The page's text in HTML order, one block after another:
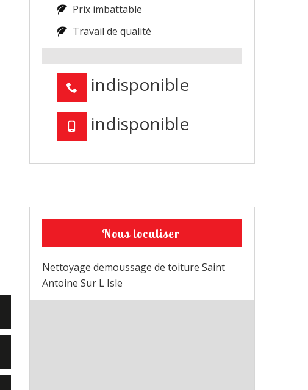
Prix imbattable
Travail de qualité
indisponible
indisponible
Nous localiser
Nettoyage demoussage de toiture Saint
Antoine Sur L Isle